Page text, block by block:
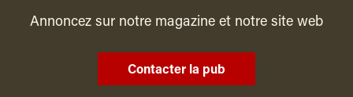
Annoncez sur notre magazine et notre site web
Contacter la pub